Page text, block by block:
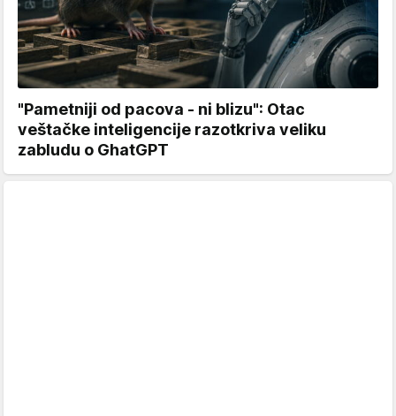
"Pametniji od pacova - ni blizu": Otac
veštačke inteligencije razotkriva veliku
zabludu o GhatGPT